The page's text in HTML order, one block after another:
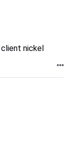
nickel